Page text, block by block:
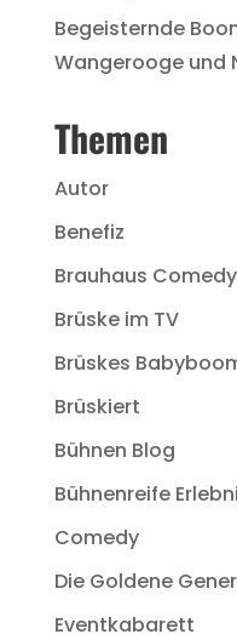
Begeisternde
Wangerooge und
Themen
Autor
Benefiz
Brauhaus Comedy
Brüske im TV
Brüskes
Brüskiert
Bühnen Blog
Bühnenreife
Comedy
Die Goldene
Eventkabarett